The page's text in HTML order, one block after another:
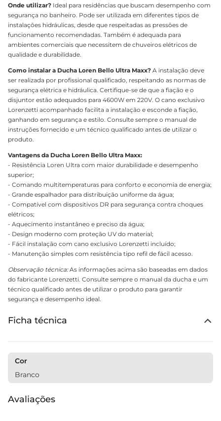
Onde utilizar? Ideal para residências que buscam desempenho com
segurança no banheiro. Pode ser utilizada em diferentes tipos de
instalações hidráulicas, desde que respeitadas as pressões de
funcionamento recomendadas. Também é adequada para
ambientes comerciais que necessitem de chuveiros elétricos de
qualidade e durabilidade.
Como instalar a Ducha Loren Bello Ultra Maxx? A instalação deve
ser realizada por profissional qualificado, respeitando as normas de
segurança elétrica e hidráulica. Certifique-se de que a fiação e o
disjuntor estão adequados para 4600W em 220V. O cano exclusivo
Lorenzetti acompanhado facilita a instalação e esconde a fiação,
ganhando em segurança e estilo. Consulte sempre o manual de
instruções fornecido e um técnico qualificado antes de utilizar o
produto.
Vantagens da Ducha Loren Bello Ultra Maxx:
- Resistência Loren Ultra com maior durabilidade e desempenho
superior;
- Comando multitemperaturas para conforto e economia de energia;
- Grande espalhador para distribuição uniforme da água;
- Compatível com dispositivos DR para segurança contra choques
elétricos;
- Aquecimento instantâneo e preciso da água;
- Design moderno com proteção UV do material;
- Fácil instalação com cano exclusivo Lorenzetti incluído;
- Manutenção simples com resistência tipo refil de fácil acesso.
Observação técnica:As informações acima são baseadas em dados
do fabricante Lorenzetti. Consulte sempre o manual da ducha e um
técnico qualificado antes de utilizar o produto para garantir
segurança e desempenho ideal.
Ficha técnica
Cor
Branco
Avaliações